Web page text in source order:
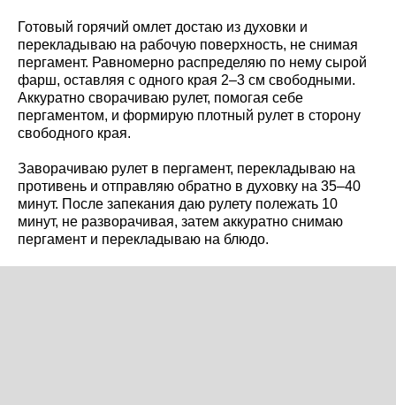
Готовый горячий омлет достаю из духовки и
перекладываю на рабочую поверхность, не снимая
пергамент. Равномерно распределяю по нему сырой
фарш, оставляя с одного края 2–3 см свободными.
Аккуратно сворачиваю рулет, помогая себе
пергаментом, и формирую плотный рулет в сторону
свободного края.
Заворачиваю рулет в пергамент, перекладываю на
противень и отправляю обратно в духовку на 35–40
минут. После запекания даю рулету полежать 10
минут, не разворачивая, затем аккуратно снимаю
пергамент и перекладываю на блюдо.